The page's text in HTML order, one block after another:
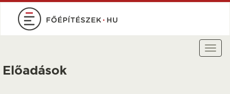
Ugrás
tartalomra
Előadások